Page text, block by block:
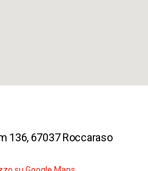
136, 67037 Roccaraso